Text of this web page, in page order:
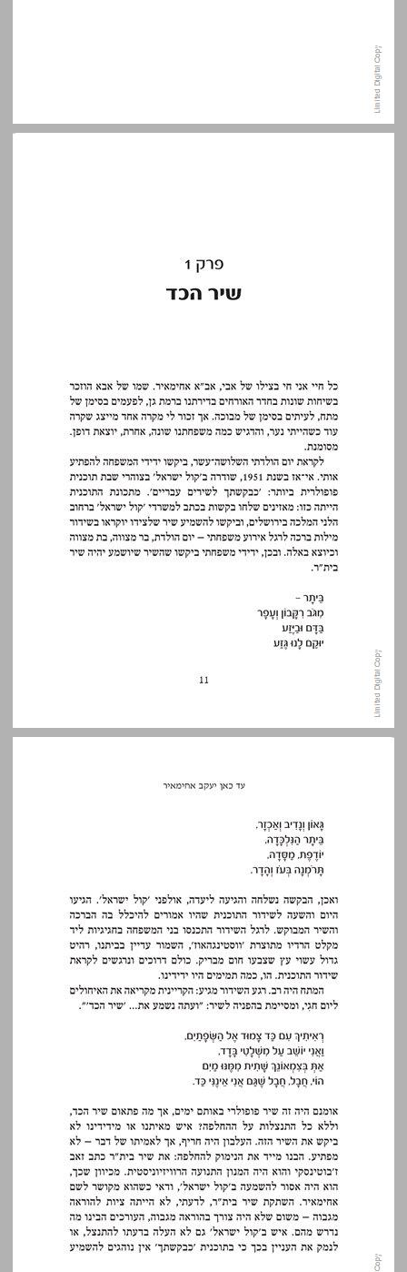
פרק 1: שיר הכד ... 11